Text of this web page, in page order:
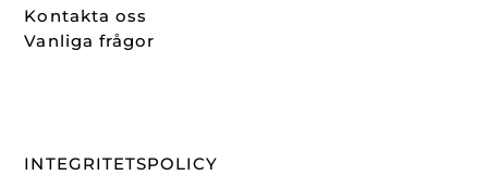
Kontakta oss
Vanliga frågor
INTEGRITETSPOLICY